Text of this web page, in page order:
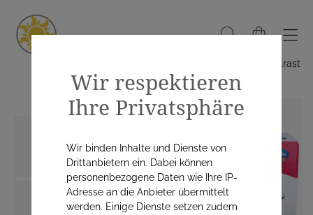
Hoher Kontrast
Wir respektieren
Ihre Privatsphäre
Wir binden Inhalte und Dienste von
Drittanbietern ein. Dabei können
personenbezogene Daten wie Ihre IP-
Adresse an die Anbieter übermittelt
werden. Einige Dienste setzen zudem